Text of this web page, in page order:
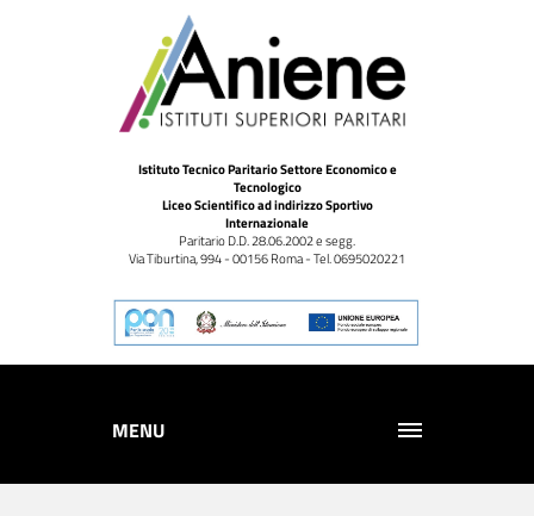
Istituto Tecnico Paritario Settore Economico e
Tecnologico
Liceo Scientifico ad indirizzo Sportivo
Internazionale
Paritario D.D. 28.06.2002 e segg.
Via Tiburtina, 994 - 00156 Roma - Tel. 0695020221
MENU